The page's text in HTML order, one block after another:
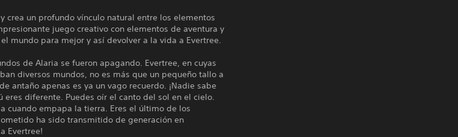
crea un profundo vínculo natural entre los elementos
juego creativo con elementos de aventura y
mundo para mejor y así devolver a la vida a Evertree.
de Alaria se fueron apagando. Evertree, en cuyas
diversos mundos, no es más que un pequeño tallo a
antaño apenas es ya un vago recuerdo. ¡Nadie sabe
eres diferente. Puedes oír el canto del sol en el cielo.
cuando empapa la tierra. Eres el último de los
ha sido transmitido de generación en
Evertree!